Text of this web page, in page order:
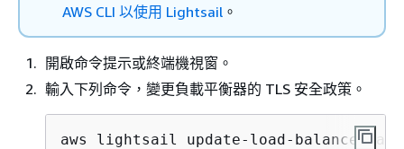
AWS CLI 以使用 Lightsail 。
開啟命令提示或終端機視窗。
輸入下列命令，變更負載平衡器的 TLS 安全政策。
aws lightsail update-load-balancer-